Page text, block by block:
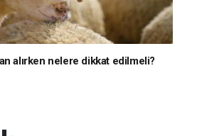
alırken nelere dikkat edilmeli?